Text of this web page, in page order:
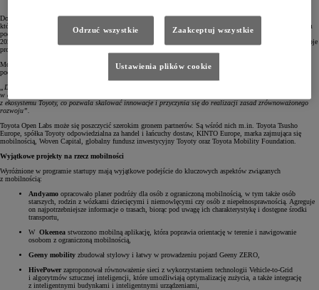
Do tegorocznej edycji Toyota Open Labs wpłynęło setki zgłoszeń. Wśród nich wyłoniono przedsięwzięcia,
które najlepiej realizują założenia programu z zakresu mobilności dla wszystkich. W grupie firm o unikalnym
podejściu znalazły się Andyamo, Okeenea, Genny Mobility, hlpy, Hive Power oraz Shippeo. 4 września
2024 roku w Paryżu podczas Toyota Open Labs Demo Days startupy te będą miały okazję zaprezentować swoje
projekty oraz przedstawić postęp w pracach nad swoimi rozwiązaniami.
Monica Perez Lobo, wiceprezes Toyota Motor Europe ds. korporacyjnych i zrównoważonego rozwoju,
podsumowując wyniki tegorocznej edycji programu, podkreśliła:
„Dzięki tym innowacjom będziemy mogli rozwiązać problemy społeczne i wykonać kolejny krok naprzód
w dziedzinie mobilności. Siłą programu Toyota Open Labs jest łączenie startupów z przedsiębiorstwami
z ekosystemu Toyoty, co pozwala skalować innowacje i przyczynia się do realizacji zasad zrównoważonego
rozwoju”.
Toyota Open Labs może się poszczycić szerokim gronem partnerów. Są wśród nich m.in. Toyota Tsusho
Europe, spółka Toyoty odpowiedzialna za handel i łańcuchy dostaw, KINTO Europe, marka zajmująca się
mobilnością, Woven Capital, globalny fundusz inwestycyjny Toyoty oraz Toyota Mobility Foundation.
Wyjątkowe projekty na rzecz mobilności
Wyróżnione w programie startupy mają wyjątkowe podejście do kluczowych aspektów związanych
z mobilnością:
Andyamo opracowało planer podróży dla osób z ograniczoną mobilnością, w tym także osób
starszych, rodzin z wózkami dziecięcymi i niemowlęcymi czy osób z niepełnosprawnością. Agreguje
on najpotrzebniejsze informacje o trasach, biorąc pod uwagę ich charakterystykę i dostępne środki
transportu,
W Okeenea stworzono mobilną aplikację, która poprawia orientację w terenie i nawigowanie
osobom z ograniczoną mobilnością,
Geeny mobility zbudował stylowy i łatwy w prowadzeniu pojazd Geeny ZERO,
HivePowerzaproponował równoważenie sieci z wykorzystaniem technologii Vehicle-to-Grid
i algorytmów sztucznej inteligencji, które umożliwiają optymalizację zużycia, a także integrację
z inteligentnymi budynkami i inteligentnymi urządzeniami,
Odrzuć wszystkie Zaakceptuj wszystkie
Ustawienia plików cookie